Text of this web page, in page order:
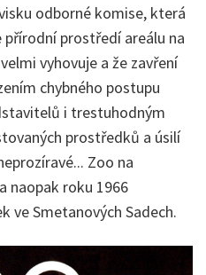
odborné komise, která
prostředí areálu na
vyhovuje a že zavření
chybného postupu
i trestuhodným
prostředků a úsilí
Zoo na
naopak roku 1966
ve Smetanových Sadech.